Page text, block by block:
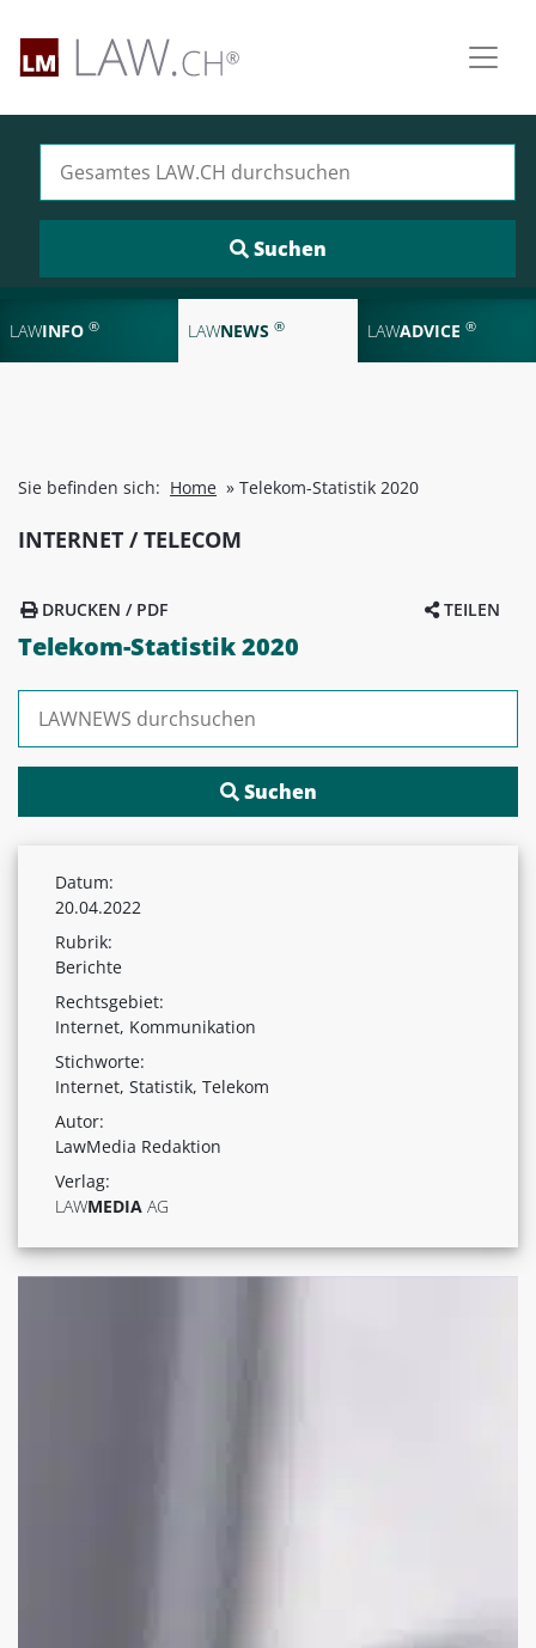
LAWINFO ® LAWNEWS ® LAWADVICE ®
Sie befinden sich: Home » Telekom-Statistik 2020
INTERNET / TELECOM
TEILEN
DRUCKEN / PDF
Telekom-Statistik 2020
Datum:
20.04.2022
Rubrik:
Berichte
Rechtsgebiet:
Internet, Kommunikation
Stichworte:
Internet, Statistik, Telekom
Autor:
LawMedia Redaktion
Verlag:
LAWMEDIA AG